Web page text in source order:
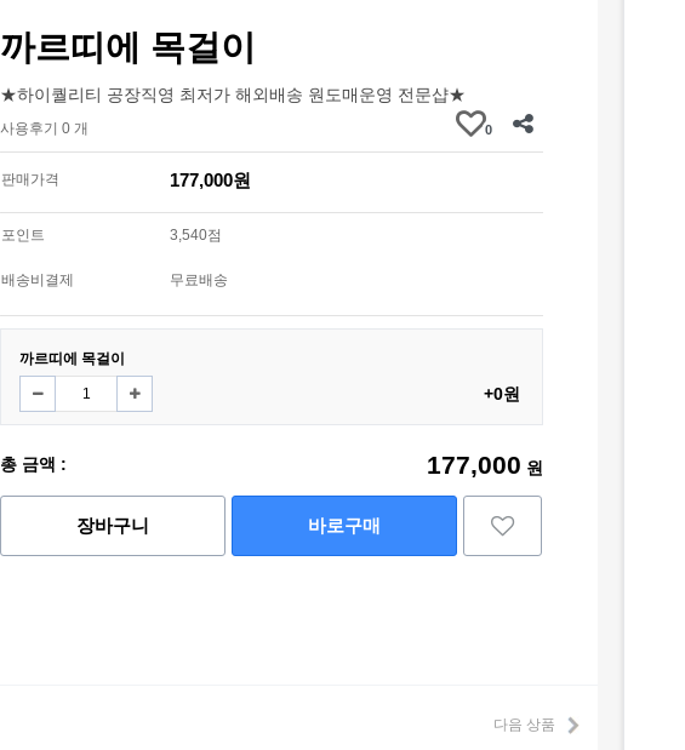
까르띠에 목걸이
★하이퀄리티 공장직영 최저가 해외배송 원도매운영 전문샵★
사용후기 0 개 0
판매가격 177,000원
포인트 3,540점
배송비결제 무료배송
까르띠에 목걸이
+0원
총 금액 : 177,000 원
장바구니 바로구매
다음 상품